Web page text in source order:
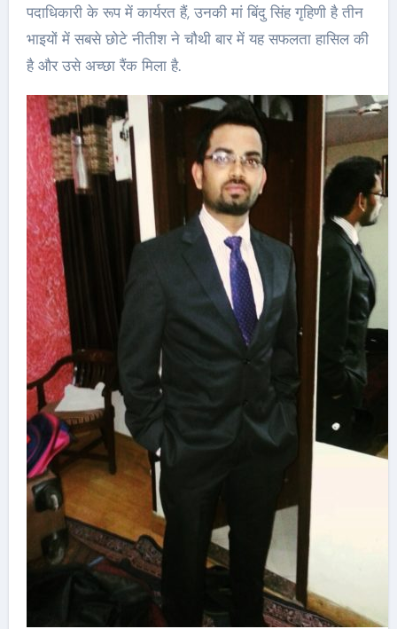
पदाधिकारी के रूप में कार्यरत हैं, उनकी मां बिंदु सिंह गृहिणी है तीन
भाइयों में सबसे छोटे नीतीश ने चौथी बार में यह सफलता हासिल की
है और उसे अच्छा रैंक मिला है.